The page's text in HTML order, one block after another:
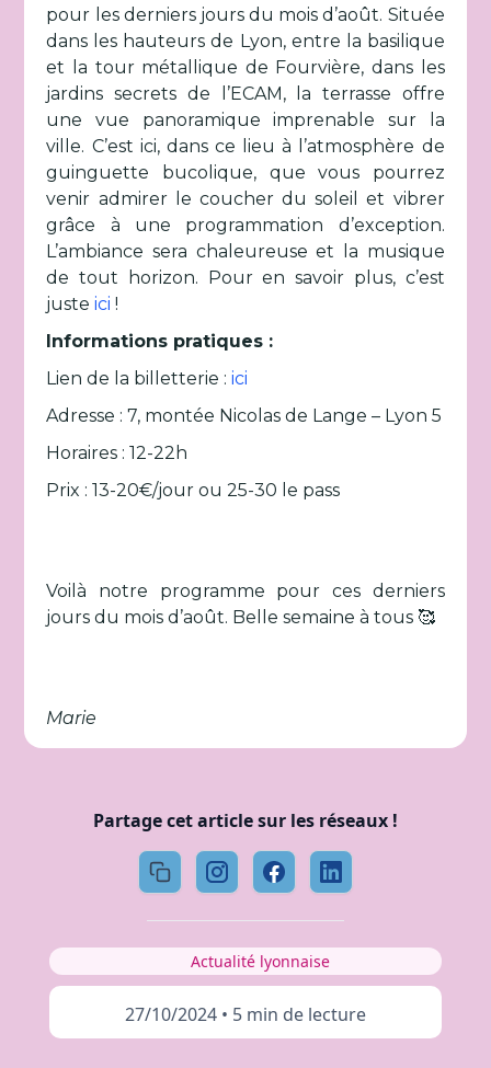
pour les derniers jours du mois d’août. Située
dans les hauteurs de Lyon, entre la basilique
et la tour métallique de Fourvière, dans les
jardins secrets de l’ECAM, la terrasse offre
une vue panoramique imprenable sur la
ville. C’est ici, dans ce lieu à l’atmosphère de
guinguette bucolique, que vous pourrez
venir admirer le coucher du soleil et vibrer
grâce à une programmation d’exception.
L’ambiance sera chaleureuse et la musique
de tout horizon. Pour en savoir plus, c’est
justeici!
Informations pratiques :
Lien de la billetterie :ici
Adresse : 7, montée Nicolas de Lange – Lyon 5
Horaires : 12-22h
Prix : 13-20€/jour ou 25-30 le pass
Voilà notre programme pour ces derniers
jours du mois d’août. Belle semaine à tous 🥰
Marie
Partage cet article sur les réseaux !
Actualité lyonnaise
27/10/2024 • 5 min de lecture